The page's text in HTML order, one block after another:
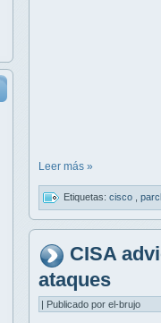
Leer más »
Etiquetas: cisco
CISA
ataques
| Publicado por el-brujo